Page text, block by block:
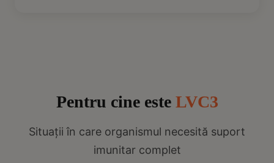
Pentru cine este LVC3
Situații în care organismul necesită suport
imunitar complet